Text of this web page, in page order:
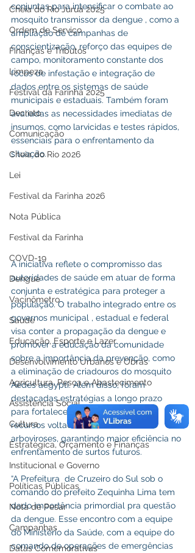
Cheia do Rio Juruá 2025
Ordem de Serviço
Finanças e Tributos
Limpeza
Festival da Farinha 2025
Decreto
Comunicação
Cheia do Rio 2026
Lei
Festival da Farinha 2026
Nota Pública
Festival da Farinha
COVD-19
Dengue
Vacinômetro
Saúde
Educação, Esporte e Lazer
Desenvolvimento Urbanos e Obras
Agricultura, Pesca e Abastecimento
Assistência Social
Cultura
Estratégica, Orçamento e Finanças
Institucional e Governo
Políticas Públicas
Nota de Pesar
Campanhas
Datas Comemorativas
conjuntas para intensificar o combate ao
mosquito transmissor da dengue , como a
ampliação de campanhas de
conscientização, reforço das equipes de
campo, monitoramento constante dos
focos de infestação e integração de
dados entre os sistemas de saúde
municipais e estaduais. Também foram
avaliadas as necessidades imediatas de
insumos, como larvicidas e testes rápidos,
essenciais para o enfrentamento da
situação.
A iniciativa reflete o compromisso das
autoridades de saúde em atuar de forma
conjunta e estratégica para proteger a
população. O trabalho integrado entre os
governos municipal , estadual e federal
visa conter a propagação da dengue e
promover a educação da comunidade
sobre a importância da prevenção, como
a eliminação de criadouros do mosquito
Aedes aegypti. Além disso, foram
destacadas estratégias a longo prazo
para fortalecer a infraestrutura e os
recursos voltados ao combate a
arboviroses, garantindo maior eficiência no
enfrentamento de surtos futuros.
“A Prefeitura  de Cruzeiro do Sul sob o
comando do prefeito Zequinha Lima tem
dado importância primordial pra questão
da dengue. Esse encontro com a equipe
do Ministério da Saúde, com a equipe do
comando de operações de emergências